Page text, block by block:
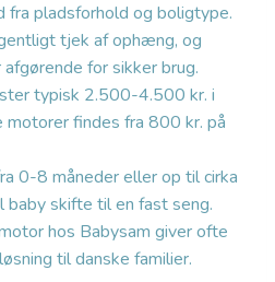
pladsforhold og boligtype.
tjek af ophæng, og
for sikker brug.
typisk 2.500-4.500 kr. i
findes fra 800 kr. på
0-8 måneder eller op til cirka
baby skifte til en fast seng.
hos Babysam giver ofte
til danske familier.